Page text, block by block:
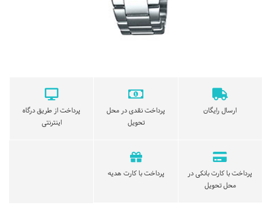
ارسال رایگان
پرداخت نقدی در محل
تحویل
پرداخت از طریق درگاه
اینترنتی
پرداخت با کارت بانکی در
محل تحویل
پرداخت با کارت هدیه